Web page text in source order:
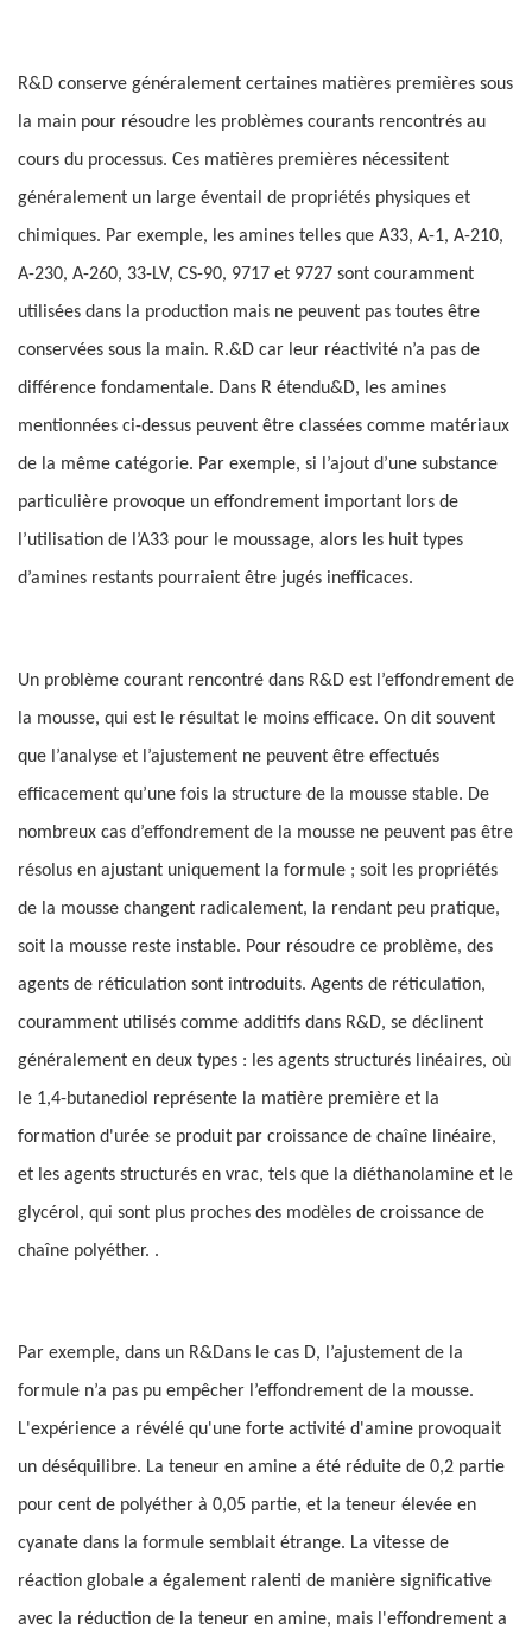
R&D conserve généralement certaines matières premières sous
la main pour résoudre les problèmes courants rencontrés au
cours du processus. Ces matières premières nécessitent
généralement un large éventail de propriétés physiques et
chimiques. Par exemple, les amines telles que A33, A-1, A-210,
A-230, A-260, 33-LV, CS-90, 9717 et 9727 sont couramment
utilisées dans la production mais ne peuvent pas toutes être
conservées sous la main. R.&D car leur réactivité n’a pas de
différence fondamentale. Dans R étendu&D, les amines
mentionnées ci-dessus peuvent être classées comme matériaux
de la même catégorie. Par exemple, si l’ajout d’une substance
particulière provoque un effondrement important lors de
l’utilisation de l’A33 pour le moussage, alors les huit types
d’amines restants pourraient être jugés inefficaces.
Un problème courant rencontré dans R&D est l’effondrement de
la mousse, qui est le résultat le moins efficace. On dit souvent
que l’analyse et l’ajustement ne peuvent être effectués
efficacement qu’une fois la structure de la mousse stable. De
nombreux cas d’effondrement de la mousse ne peuvent pas être
résolus en ajustant uniquement la formule ; soit les propriétés
de la mousse changent radicalement, la rendant peu pratique,
soit la mousse reste instable. Pour résoudre ce problème, des
agents de réticulation sont introduits. Agents de réticulation,
couramment utilisés comme additifs dans R&D, se déclinent
généralement en deux types : les agents structurés linéaires, où
le 1,4-butanediol représente la matière première et la
formation d'urée se produit par croissance de chaîne linéaire,
et les agents structurés en vrac, tels que la diéthanolamine et le
glycérol, qui sont plus proches des modèles de croissance de
chaîne polyéther. .
Par exemple, dans un R&Dans le cas D, l’ajustement de la
formule n’a pas pu empêcher l’effondrement de la mousse.
L'expérience a révélé qu'une forte activité d'amine provoquait
un déséquilibre. La teneur en amine a été réduite de 0,2 partie
pour cent de polyéther à 0,05 partie, et la teneur élevée en
cyanate dans la formule semblait étrange. La vitesse de
réaction globale a également ralenti de manière significative
avec la réduction de la teneur en amine, mais l'effondrement a